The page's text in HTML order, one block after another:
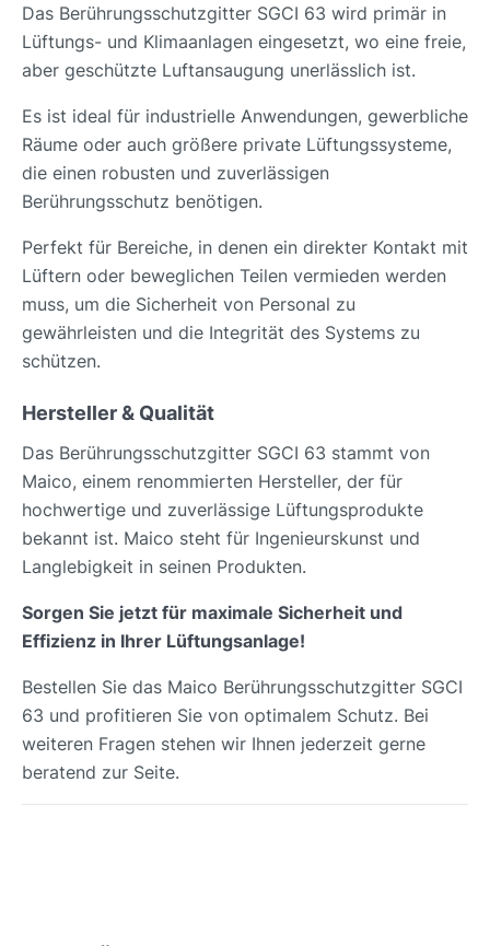
Das Berührungsschutzgitter SGCI 63 wird primär in
Lüftungs- und Klimaanlagen eingesetzt, wo eine freie,
aber geschützte Luftansaugung unerlässlich ist.
Es ist ideal für industrielle Anwendungen, gewerbliche
Räume oder auch größere private Lüftungssysteme,
die einen robusten und zuverlässigen
Berührungsschutz benötigen.
Perfekt für Bereiche, in denen ein direkter Kontakt mit
Lüftern oder beweglichen Teilen vermieden werden
muss, um die Sicherheit von Personal zu
gewährleisten und die Integrität des Systems zu
schützen.
Hersteller & Qualität
Das Berührungsschutzgitter SGCI 63 stammt von
Maico, einem renommierten Hersteller, der für
hochwertige und zuverlässige Lüftungsprodukte
bekannt ist. Maico steht für Ingenieurskunst und
Langlebigkeit in seinen Produkten.
Sorgen Sie jetzt für maximale Sicherheit und
Effizienz in Ihrer Lüftungsanlage!
Bestellen Sie das Maico Berührungsschutzgitter SGCI
63 und profitieren Sie von optimalem Schutz. Bei
weiteren Fragen stehen wir Ihnen jederzeit gerne
beratend zur Seite.